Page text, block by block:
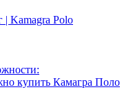
Kamagra Polo
купить Камагра Поло